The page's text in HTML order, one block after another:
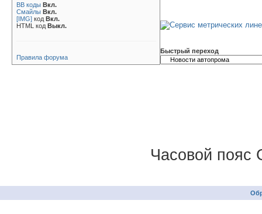
BB коды Вкл.
Смайлы Вкл.
[IMG] код Вкл.
HTML код Выкл.
Правила форума
Быстрый переход
Часовой пояс